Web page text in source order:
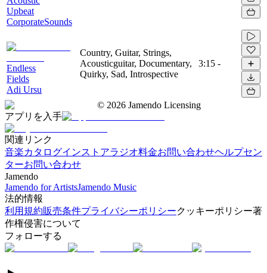
Upbeat
CorporateSounds
Endless
Fields
Adi Ursu
Country, Guitar, Strings,
Acousticguitar, Documentary,
Quirky, Sad, Introspective
3:15 -
© 2026 Jamendo Licensing
アプリを入手
関連リンク
音楽カタログインストアラジオ料金お問い合わせヘルプセン
ターお問い合わせ
Jamendo
Jamendo for ArtistsJamendo Music
法的情報
利用規約販売条件プライバシーポリシークッキーポリシー著
作権侵害について
フォローする